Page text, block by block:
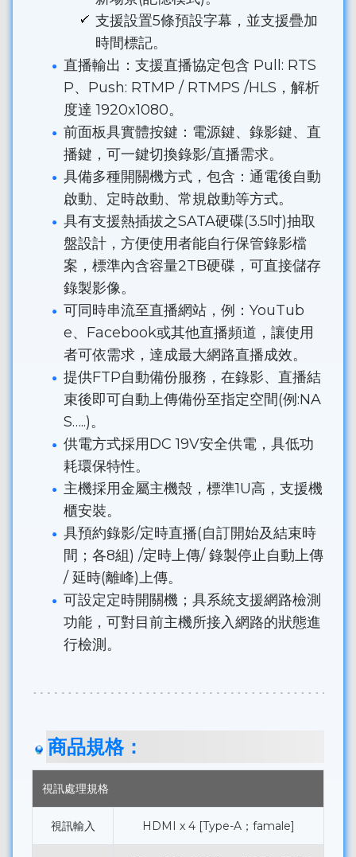
支援設置5條預設字幕，並支援疊加
時間標記。
直播輸出：支援直播協定包含 Pull: RTS
P、Push: RTMP / RTMPS /HLS，解析
度達 1920x1080。
前面板具實體按鍵：電源鍵、錄影鍵、直
播鍵，可一鍵切換錄影/直播需求。
具備多種開關機方式，包含：通電後自動
啟動、定時啟動、常規啟動等方式。
具有支援熱插拔之SATA硬碟(3.5吋)抽取
盤設計，方便使用者能自行保管錄影檔
案，標準內含容量2TB硬碟，可直接儲存
錄製影像。
可同時串流至直播網站，例：YouTub
e、Facebook或其他直播頻道，讓使用
者可依需求，達成最大網路直播成效。
提供FTP自動備份服務，在錄影、直播結
束後即可自動上傳備份至指定空間(例:NA
S…..)。
供電方式採用DC 19V安全供電，具低功
耗環保特性。
主機採用金屬主機殼，標準1U高，支援機
櫃安裝。
具預約錄影/定時直播(自訂開始及結束時
間；各8組) /定時上傳/ 錄製停止自動上傳
/ 延時(離峰)上傳。
可設定定時開關機；具系統支援網路檢測
功能，可對目前主機所接入網路的狀態進
行檢測。
商品規格：
視訊處理規格
視訊輸入 HDMI x 4 [Type-A；famale]